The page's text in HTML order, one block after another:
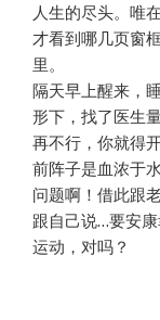
人生的尽头。唯
才看到哪几页窗
里。
隔天早上醒来，
形下，找了医生
再不行，你就得
前阵子是血浓于
问题啊！借此跟
跟自己说…要安
运动，对吗？